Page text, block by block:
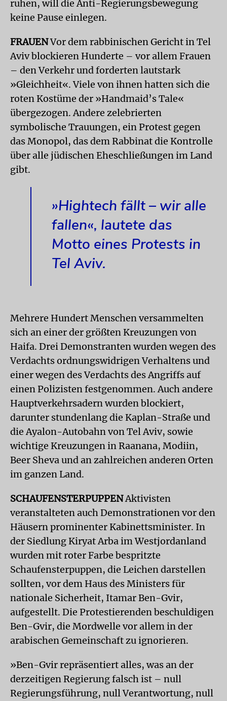
ruhen, will die Anti-Regierungsbewegung
keine Pause einlegen.
FRAUENVor dem rabbinischen Gericht in Tel
Aviv blockieren Hunderte – vor allem Frauen
– den Verkehr und forderten lautstark
»Gleichheit«. Viele von ihnen hatten sich die
roten Kostüme der »Handmaid’s Tale«
übergezogen. Andere zelebrierten
symbolische Trauungen, ein Protest gegen
das Monopol, das dem Rabbinat die Kontrolle
über alle jüdischen Eheschließungen im Land
gibt.
»Hightech fällt – wir alle
fallen«, lautete das
Motto eines Protests in
Tel Aviv.
Mehrere Hundert Menschen versammelten
sich an einer der größten Kreuzungen von
Haifa. Drei Demonstranten wurden wegen des
Verdachts ordnungswidrigen Verhaltens und
einer wegen des Verdachts des Angriffs auf
einen Polizisten festgenommen. Auch andere
Hauptverkehrsadern wurden blockiert,
darunter stundenlang die Kaplan-Straße und
die Ayalon-Autobahn von Tel Aviv, sowie
wichtige Kreuzungen in Raanana, Modiin,
Beer Sheva und an zahlreichen anderen Orten
im ganzen Land.
SCHAUFENSTERPUPPENAktivisten
veranstalteten auch Demonstrationen vor den
Häusern prominenter Kabinettsminister. In
der Siedlung Kiryat Arba im Westjordanland
wurden mit roter Farbe bespritzte
Schaufensterpuppen, die Leichen darstellen
sollten, vor dem Haus des Ministers für
nationale Sicherheit, Itamar Ben-Gvir,
aufgestellt. Die Protestierenden beschuldigen
Ben-Gvir, die Mordwelle vor allem in der
arabischen Gemeinschaft zu ignorieren.
»Ben-Gvir repräsentiert alles, was an der
derzeitigen Regierung falsch ist – null
Regierungsführung, null Verantwortung, null